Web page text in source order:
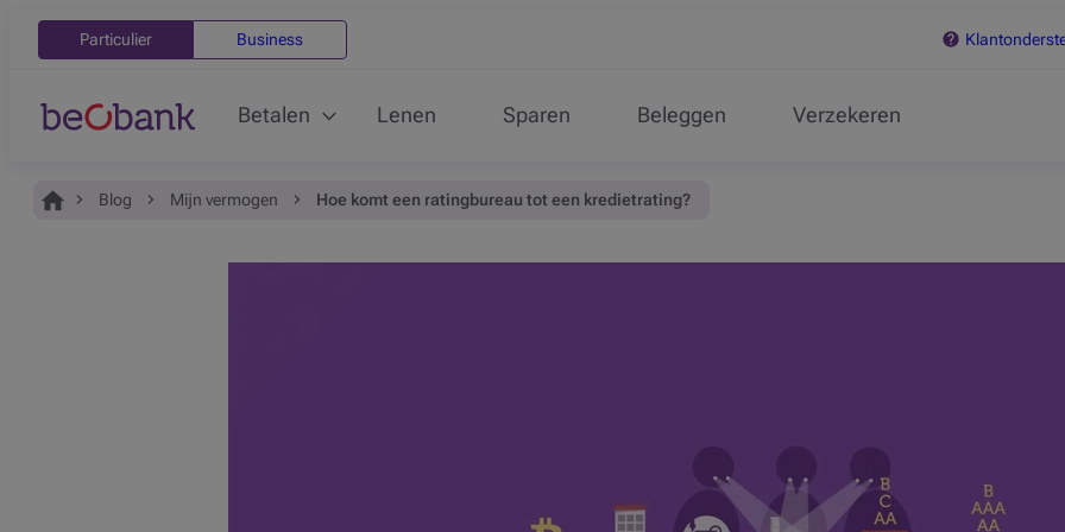
Particulier Business
Betalen Lenen Sparen Beleggen Verzekeren
Je bent hier:
Home Blog Mijn vermogen Hoe komt een ratingbureau tot een kredietrating?